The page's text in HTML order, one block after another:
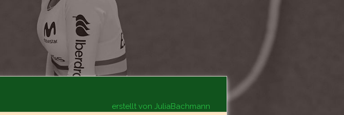
erstellt von JuliaBachmann